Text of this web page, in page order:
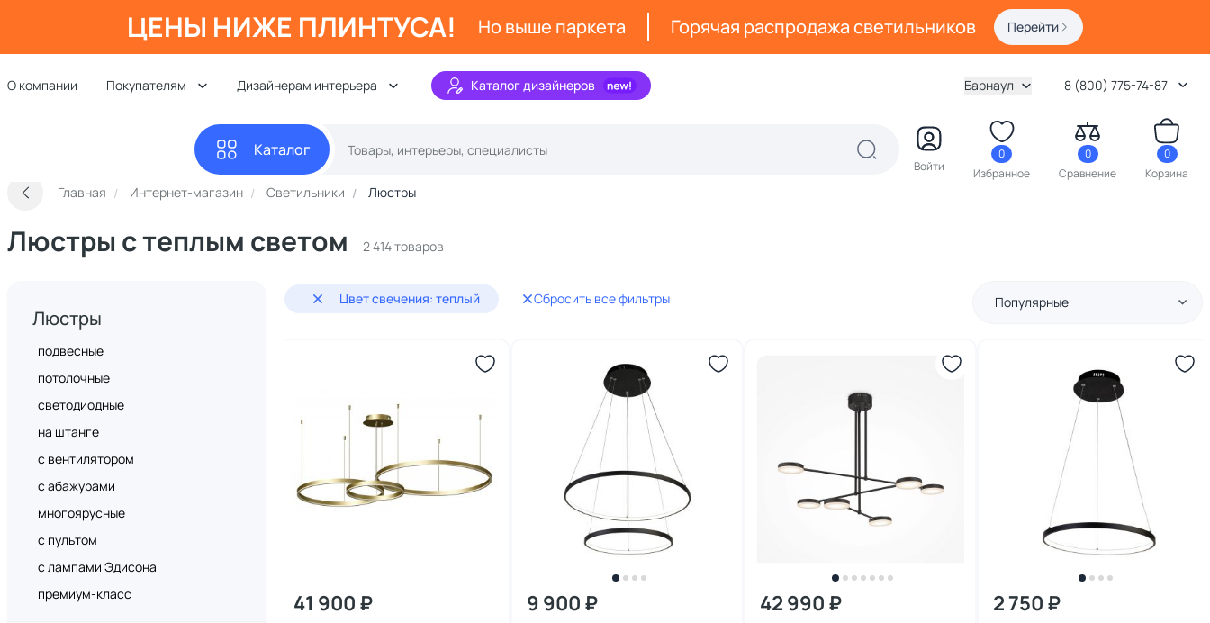
ЦЕНЫ НИЖЕ ПЛИНТУСА! Но выше паркета Горячая распродажа светильников Перейти
О компании Покупателям Дизайнерам интерьера Каталог дизайнеров Барнаул 8 (800) 775-74-87
Каталог
Войти
0
Избранное
0
Сравнение
0
Корзина
Главная Интернет-магазин Светильники Люстры
Люстры с теплым светом 2 414 товаров
Люстры
подвесные
потолочные
светодиодные
на штанге
с вентилятором
с абажурами
многоярусные
с пультом
с лампами Эдисона
премиум-класс
Цвет свечения: теплый Сбросить все фильтры Популярные
41 900 ₽ 9 900 ₽ 42 990 ₽ 2 750 ₽